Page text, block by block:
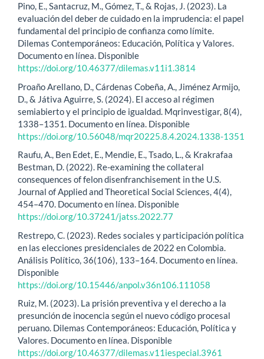
Pino, E., Santacruz, M., Gómez, T., & Rojas, J. (2023). La
evaluación del deber de cuidado en la imprudencia: el papel
fundamental del principio de confianza como límite.
Dilemas Contemporáneos: Educación, Política y Valores.
Documento en línea. Disponible
https://doi.org/10.46377/dilemas.v11i1.3814
Proaño Arellano, D., Cárdenas Cobeña, A., Jiménez Armijo,
D., & Játiva Aguirre, S. (2024). El acceso al régimen
semiabierto y el principio de igualdad. Mqrinvestigar, 8(4),
1338–1351. Documento en línea. Disponible
https://doi.org/10.56048/mqr20225.8.4.2024.1338-1351
Raufu, A., Ben Edet, E., Mendie, E., Tsado, L., & Krakrafaa
Bestman, D. (2022). Re-examining the collateral
consequences of felon disenfranchisement in the U.S.
Journal of Applied and Theoretical Social Sciences, 4(4),
454–470. Documento en línea. Disponible
https://doi.org/10.37241/jatss.2022.77
Restrepo, C. (2023). Redes sociales y participación política
en las elecciones presidenciales de 2022 en Colombia.
Análisis Político, 36(106), 133–164. Documento en línea.
Disponible
https://doi.org/10.15446/anpol.v36n106.111058
Ruiz, M. (2023). La prisión preventiva y el derecho a la
presunción de inocencia según el nuevo código procesal
peruano. Dilemas Contemporáneos: Educación, Política y
Valores. Documento en línea. Disponible
https://doi.org/10.46377/dilemas.v11iespecial.3961